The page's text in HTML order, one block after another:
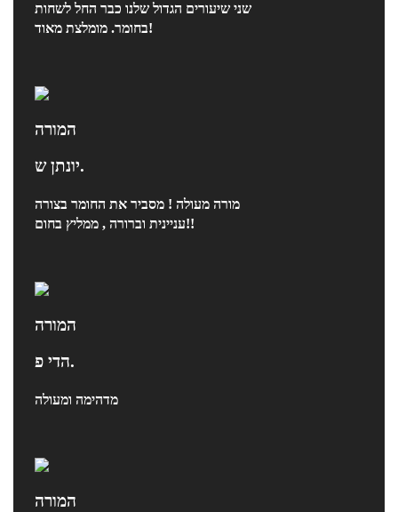
שני שיעורים הגדול שלנו כבר החל לשחות
בחומר. מומלצת מאוד!
המורה
יונתן ש.
מורה מעולה ! מסביר את החומר בצורה
עניינית וברורה , ממליץ בחום!!
המורה
הדי פ.
מדהימה ומעולה
המורה